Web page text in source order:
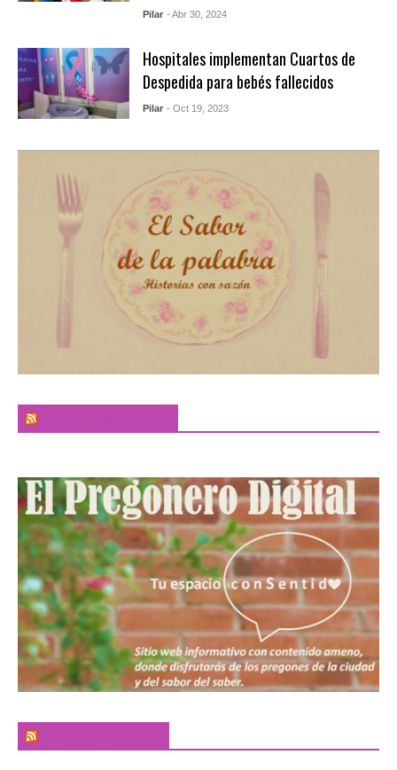
Pilar - Abr 30, 2024
Hospitales implementan Cuartos de
Despedida para bebés fallecidos
Pilar - Oct 19, 2023